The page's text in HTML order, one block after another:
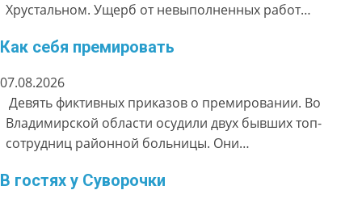
Хрустальном. Ущерб от невыполненных работ…
Как себя премировать
07.08.2026
Девять фиктивных приказов о премировании. Во
Владимирской области осудили двух бывших топ-
сотрудниц районной больницы. Они…
В гостях у Суворочки